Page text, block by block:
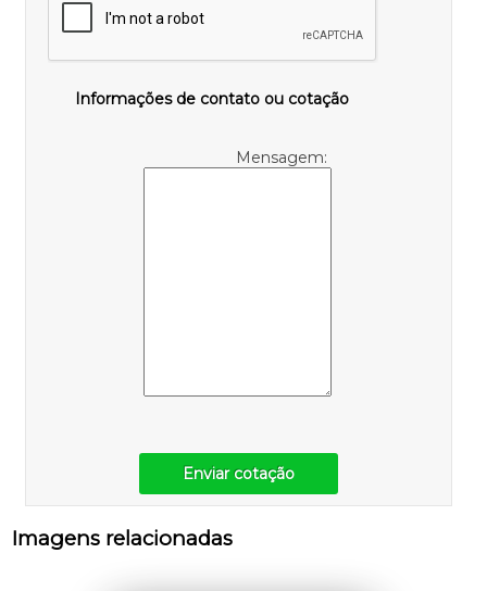
Informações de contato ou cotação
Mensagem:
Enviar cotação
Imagens relacionadas